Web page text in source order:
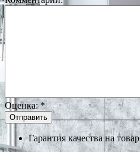
Оценка:*
Гарантия качества на товар